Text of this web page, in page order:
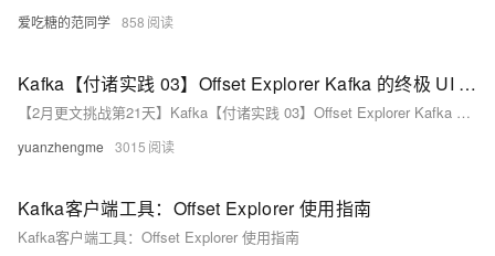
爱吃糖的范同学 858
Kafka【付诸实践 03】Offset Explorer Kafka 的终极 UI 工具安装+简单上手+关键特性测试（一篇学会使用 Offset Explorer）
【2月更文挑战第21天】Kafka【付诸实践 03】Offset Explorer Kafka 的终极 UI 工具安装+简单上手+关键特性测试（一篇学会使用 Offset Explorer）
yuanzhengme 3015
Kafka客户端工具：Offset Explorer 使用指南
Kafka客户端工具：Offset Explorer 使用指南